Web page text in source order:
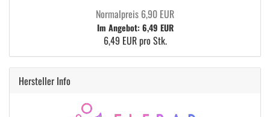
Normalpreis 6,90 EUR
Im Angebot: 6,49 EUR
6,49 EUR pro Stk.
Hersteller Info